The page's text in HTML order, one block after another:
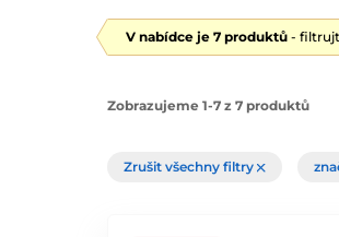
V nabídce je 7 produktů -
Zobrazujeme 1-7 z 7 produktů
Zrušit všechny filtry